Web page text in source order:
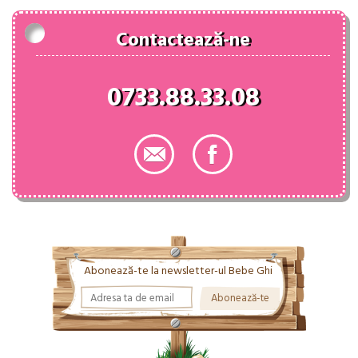
Contactează-ne
0733.88.33.08
Abonează-te la newsletter-ul Bebe Ghi